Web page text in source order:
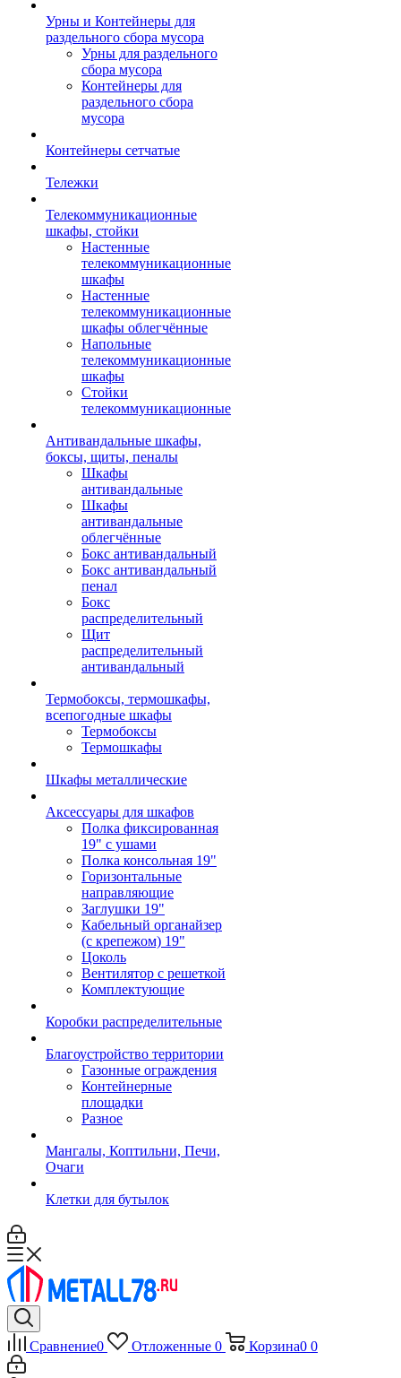
Урны и Контейнеры для
раздельного сбора мусора
Урны для раздельного
сбора мусора
Контейнеры для
раздельного сбора
мусора
Контейнеры сетчатые
Тележки
Телекоммуникационные
шкафы, стойки
Настенные
телекоммуникационные
шкафы
Настенные
телекоммуникационные
шкафы облегчённые
Напольные
телекоммуникационные
шкафы
Стойки
телекоммуникационные
Антивандальные шкафы,
боксы, щиты, пеналы
Шкафы
антивандальные
Шкафы
антивандальные
облегчённые
Бокс антивандальный
Бокс антивандальный
пенал
Бокс
распределительный
Щит
распределительный
антивандальный
Термобоксы, термошкафы,
всепогодные шкафы
Термобоксы
Термошкафы
Шкафы металлические
Аксессуары для шкафов
Полка фиксированная
19" с ушами
Полка консольная 19"
Горизонтальные
направляющие
Заглушки 19"
Кабельный органайзер
(с крепежом) 19"
Цоколь
Вентилятор с решеткой
Комплектующие
Коробки распределительные
Благоустройство территории
Газонные ограждения
Контейнерные
площадки
Разное
Мангалы, Коптильни, Печи,
Очаги
Клетки для бутылок
Сравнение0 Отложенные 0 Корзина0 0